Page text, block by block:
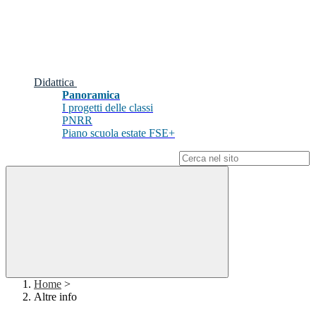
Didattica
Panoramica
I progetti delle classi
PNRR
Piano scuola estate FSE+
Home >
Altre info